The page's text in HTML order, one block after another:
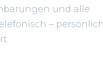
und alle
– persönlich